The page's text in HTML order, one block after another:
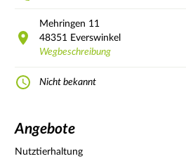
Mehringen 11
48351
Everswinkel
Wegbeschreibung
Nicht bekannt
Angebote
Nutztierhaltung